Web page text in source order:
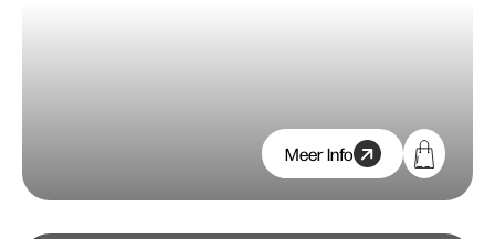
Meer Info